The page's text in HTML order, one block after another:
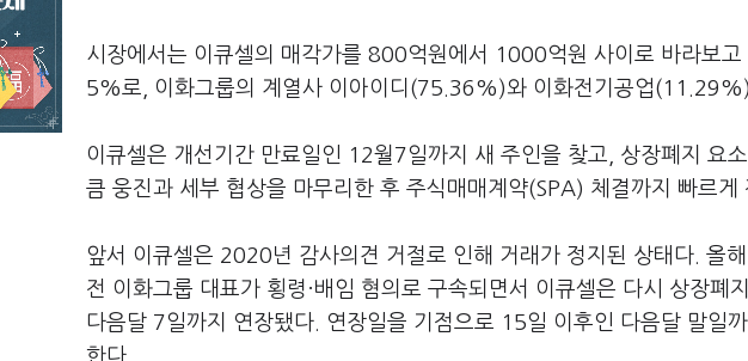
시장에서는 이큐셀의 매각가를 800억원에서 1000억원 사이로 바라보
5%로, 이화그룹의 계열사 이아이디(75.36%)와 이화전기공업
이큐셀은 개선기간 만료일인 12월7일까지 새 주인을 찾고, 상장폐지 요
큼 웅진과 세부 협상을 마무리한 후 주식매매계약(SPA) 체결까지 빠르게
앞서 이큐셀은 2020년 감사의견 거절로 인해 거래가 정지된 상태다. 올
전 이화그룹 대표가 횡령·배임 혐의로 구속되면서 이큐셀은 다시 상장폐
다음달 7일까지 연장됐다. 연장일을 기점으로 15일 이후인 다음달 말일
한다.